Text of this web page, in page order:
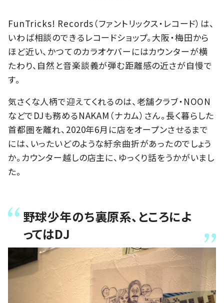
FunTricks! Records（ファントリックス・レコード）は、
いわば相談のできるレコードショップ。大阪・梅田から
ほど近い、かつてのカラオケバーにはカウンターが横
たわり、自然と音楽談義が弾む距離感の近さが自慢で
す。
気さくな人柄で迎えてくれるのは、老舗クラブ・NOON
などでDJも務めるNAKAM（ナカム）さん。長く暮らした
首都圏を離れ、2020年6月に店をオープンさせるまで
には、いったいどのような紆余曲折があったのでしょう
か。カウンター越しの店主に、ゆっくり話をうかがいまし
た。
野球少年のち裏原系、ところによ
ってはDJ